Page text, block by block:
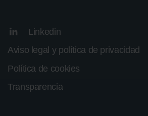
Linkedin
Aviso legal y política de privacidad
Política de cookies
Transparencia